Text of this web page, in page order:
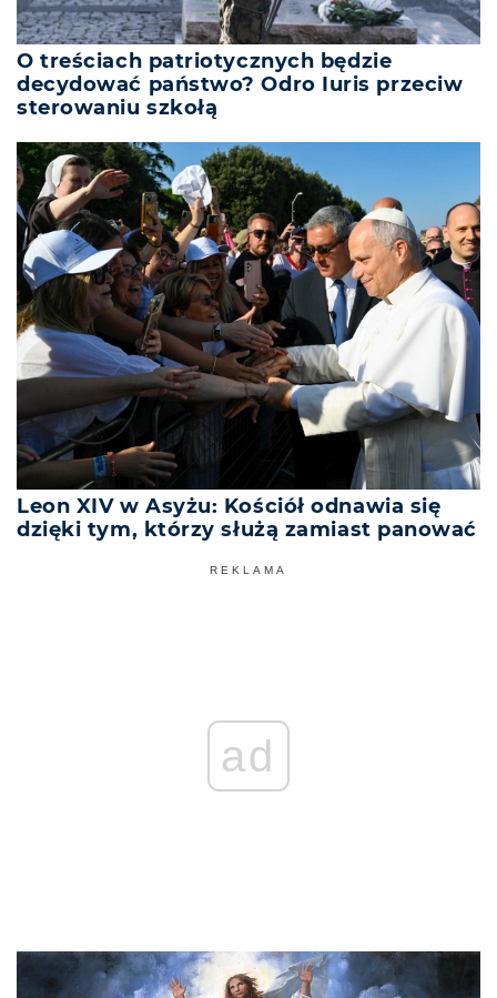
O treściach patriotycznych będzie
decydować państwo? Odro Iuris przeciw
sterowaniu szkołą
Leon XIV w Asyżu: Kościół odnawia się
dzięki tym, którzy służą zamiast panować
REKLAMA
ad